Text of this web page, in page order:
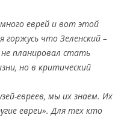
еврей и вот этой
горжусь что Зеленский –
планировал стать
но в критический
евреев, мы их знаем. Их
евреи». Для тех кто